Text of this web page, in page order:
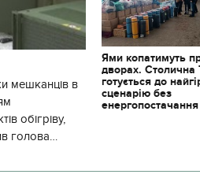
мешканців в
обігріву,
голова
Ями копатимуть
дворах. Столична
готується до
сценарію без
енергопостачання
11.10.2017 | 16:22
Часи Русі: як
декорації до фільму
застава"